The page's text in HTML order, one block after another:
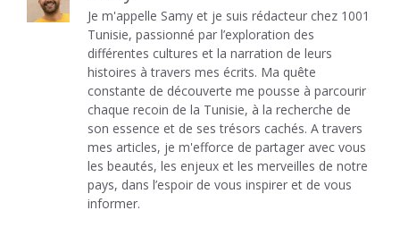
Je m'appelle Samy et je suis rédacteur chez 1001
Tunisie, passionné par l’exploration des
différentes cultures et la narration de leurs
histoires à travers mes écrits. Ma quête
constante de découverte me pousse à parcourir
chaque recoin de la Tunisie, à la recherche de
son essence et de ses trésors cachés. A travers
mes articles, je m'efforce de partager avec vous
les beautés, les enjeux et les merveilles de notre
pays, dans l’espoir de vous inspirer et de vous
informer.